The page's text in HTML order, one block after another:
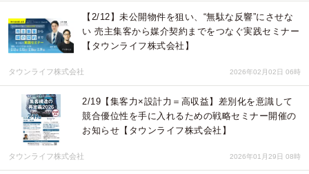
【2/12】未公開物件を狙い、“無駄な反響”にさせな
い 売主集客から媒介契約までをつなぐ実践セミナー
【タウンライフ株式会社】
タウンライフ株式会社 2026年02月02日 06時
2/19【集客力×設計力＝高収益】差別化を意識して
競合優位性を手に入れるための戦略セミナー開催の
お知らせ【タウンライフ株式会社】
タウンライフ株式会社 2026年01月29日 08時